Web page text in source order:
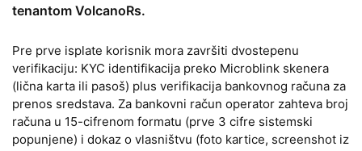
tenantom VolcanoRs.
Pre prve isplate korisnik mora završiti dvostepenu
verifikaciju: KYC identifikacija preko Microblink skenera
(lična karta ili pasoš) plus verifikacija bankovnog računa za
prenos sredstava. Za bankovni račun operator zahteva broj
računa u 15-cifrenom formatu (prve 3 cifre sistemski
popunjene) i dokaz o vlasništvu (foto kartice, screenshot iz